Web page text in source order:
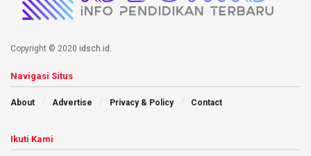
Copyright © 2020 idsch.id
Navigasi Situs
About Advertise Privacy & Policy Contact
Ikuti Kami